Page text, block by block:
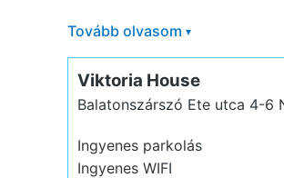
Tovább olvasom ▾
Viktoria House
Balatonszárszó Ete utca 4-6
Ingyenes parkolás
Ingyenes WIFI